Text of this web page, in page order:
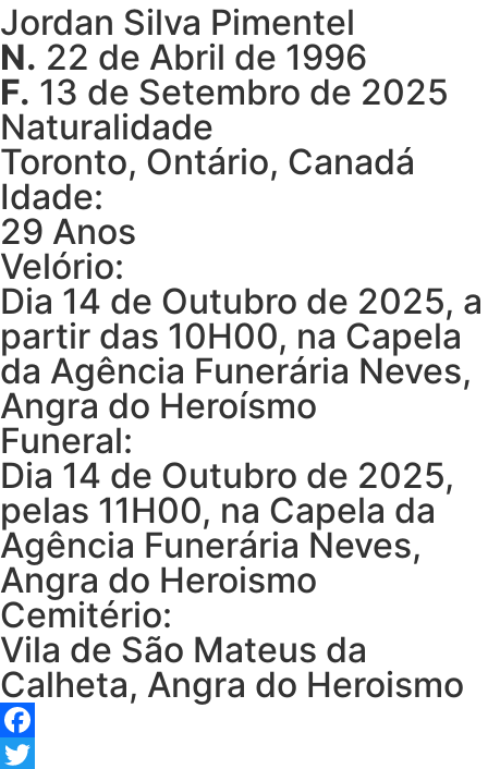
Jordan Silva Pimentel
N. 22 de Abril de 1996
F. 13 de Setembro de 2025
Naturalidade
Toronto, Ontário, Canadá
Idade:
29 Anos
Velório:
Dia 14 de Outubro de 2025, a
partir das 10H00, na Capela
da Agência Funerária Neves,
Angra do Heroísmo
Funeral:
Dia 14 de Outubro de 2025,
pelas 11H00, na Capela da
Agência Funerária Neves,
Angra do Heroismo
Cemitério:
Vila de São Mateus da
Calheta, Angra do Heroismo
Facebook